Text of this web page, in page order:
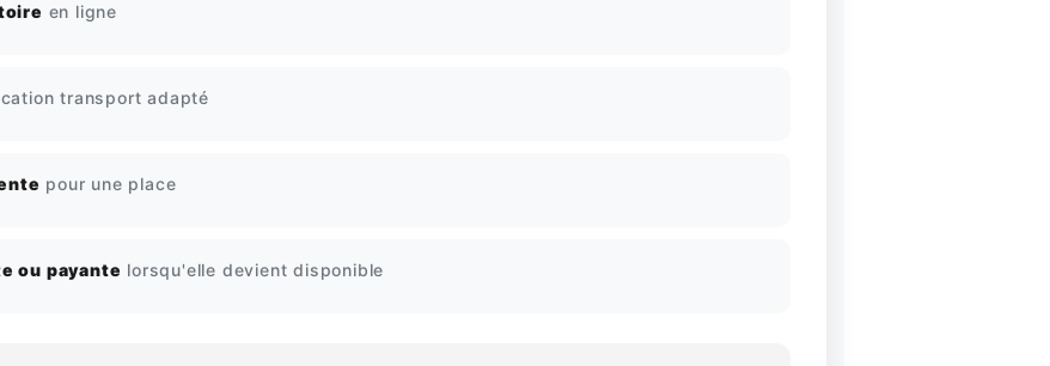
en ligne
transport adapté
pour une place
ou payante lorsqu'elle devient disponible